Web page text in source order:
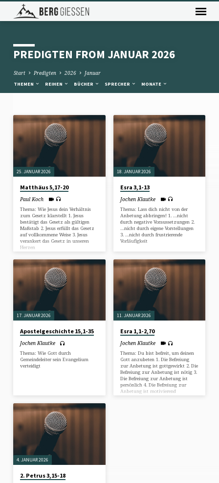
PREDIGTEN FROM JANUAR 2026
Start Predigten 2026 Januar
THEMEN REIHEN BÜCHER SPRECHER MONATE
PREDIGTEN
FROM
JANUAR
2026
25. JANUAR 2026
Matthäus 5,17-20
Paul Koch
Thema: Wie Jesus dein Verhältnis
zum Gesetz klarstellt 1. Jesus
bestätigt das Gesetz als gültigen
Maßstab 2. Jesus erfüllt das Gesetz
auf vollkommene Weise 3. Jesus
verankert das Gesetz in unseren
Herzen
18. JANUAR 2026
Esra 3,1-13
Jochen Klautke
Thema: Lass dich nicht von der
Anbetung abbringen! 1. …nicht
durch negative Voraussetzungen 2.
…nicht durch eigene Vorstellungen
3. …nicht durch frustrierende
Vorläufigkeit
17. JANUAR 2026
Apostelgeschichte 15,1-35
Jochen Klautke
Thema: Wie Gott durch
Gemeindeleiter sein Evangelium
verteidigt
11. JANUAR 2026
Esra 1,1-2,70
Jochen Klautke
Thema: Du bist befreit, um deinen
Gott anzubeten 1. Die Befreiung
zur Anbetung ist gottgewirkt 2. Die
Befreiung zur Anbetung ist nötig 3.
Die Befreiung zur Anbetung ist
persönlich 4. Die Befreiung zur
Anbetung ist motivierend
4. JANUAR 2026
2. Petrus 3,15-18